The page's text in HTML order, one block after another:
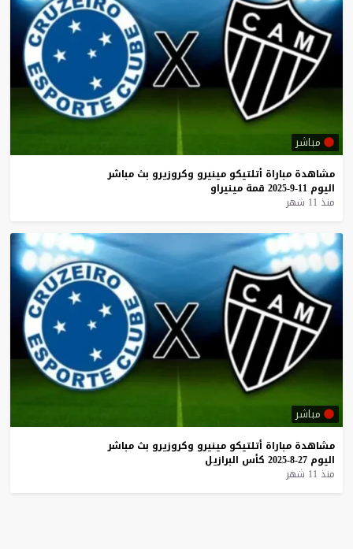
مباشر
مشاهدة مباراة أتلتيكو مينيرو وكروزيرو بث مباشر
اليوم 11-9-2025 قمة مينيراو
منذ 11 شهر
مباشر
مشاهدة مباراة أتلتيكو مينيرو وكروزيرو بث مباشر
اليوم 27-8-2025 كأس البرازيل
منذ 11 شهر